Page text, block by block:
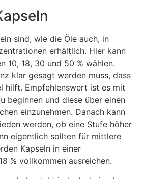
sind, wie die Öle auch, in
erhältlich. Hier kann
10, 18, 30 und 50 % wählen.
klar gesagt werden muss, dass
hilft. Empfehlenswert ist es mit
beginnen und diese über einen
einzunehmen. Danach kann
werden, ob eine Stufe höher
eigentlich sollten für mittlere
Kapseln in einer
% vollkommen ausreichen.